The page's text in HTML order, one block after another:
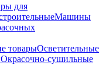
для
Машины
товарыОсветительные
Окрасочно-сушильные